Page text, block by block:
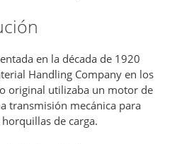
en la década de 1920
Handling Company en los
original utilizaba un motor de
transmisión mecánica para
de carga.